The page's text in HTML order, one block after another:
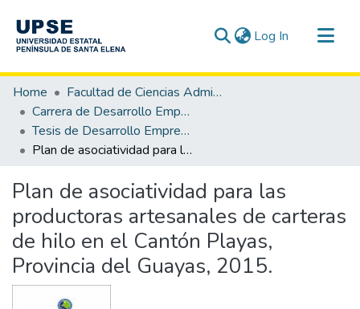
Log In (current)
Communities & Collections
All of DSpace
Statistics
Home
Facultad de Ciencias Administrativas
Carrera de Desarrollo Empresarial
Tesis de Desarrollo Empresarial
Plan de asociatividad para las productoras artesanales de carteras de hilo en el Cantón Playas, Provincia del Guayas, 2015.
Plan de asociatividad para las
productoras artesanales de carteras
de hilo en el Cantón Playas,
Provincia del Guayas, 2015.